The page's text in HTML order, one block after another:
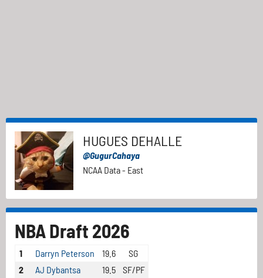
HUGUES DEHALLE
@GugurCahaya
NCAA Data - East
NBA Draft 2026
1 Darryn Peterson 19.6
SG
2
AJ Dybantsa 19.5
SF/PF